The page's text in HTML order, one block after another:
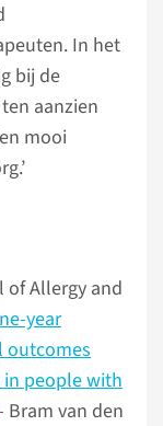
In het
bij de
aanzien
mooi
of Allergy and
year
outcomes
people with
Bram van den